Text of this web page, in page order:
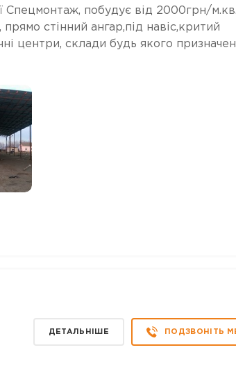
Спецмонтаж, побудує від 2000грн/
стінний ангар,під навіс,критий
центри, склади будь якого
ДЕТАЛЬНІШЕ ПОДЗВОНІТЬ